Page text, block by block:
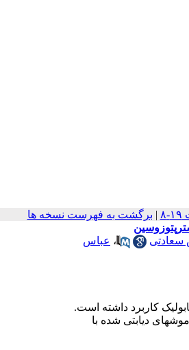
| برگشت به فهرست نسخه ها
سعادتی ، عباس
کاربرد داشته است.
دیابتی شده با